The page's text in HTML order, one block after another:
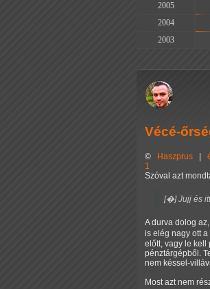
2005
2004
2003
Vécé-
© Haszprus
1
Szóval azt
[�] Jujj és
A durva dolog
is elég nagy ott
előtt, vagy le kell
pénztárgépből.
nem késsel-
Most azt nem